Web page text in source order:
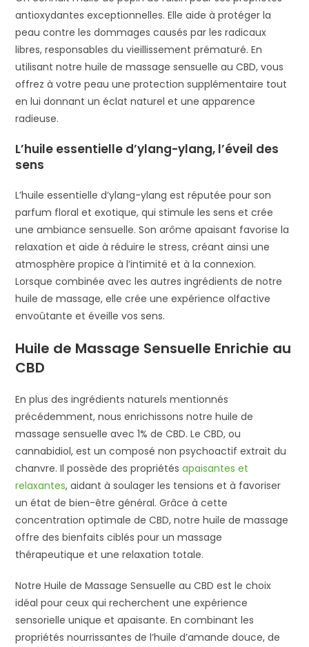
antioxydantes exceptionnelles. Elle aide à protéger la
peau contre les dommages causés par les radicaux
libres, responsables du vieillissement prématuré. En
utilisant notre huile de massage sensuelle au CBD, vous
offrez à votre peau une protection supplémentaire tout
en lui donnant un éclat naturel et une apparence
radieuse.
L’huile essentielle d’ylang-ylang, l’éveil des
sens
L’huile essentielle d’ylang-ylang est réputée pour son
parfum floral et exotique, qui stimule les sens et crée
une ambiance sensuelle. Son arôme apaisant favorise la
relaxation et aide à réduire le stress, créant ainsi une
atmosphère propice à l’intimité et à la connexion.
Lorsque combinée avec les autres ingrédients de notre
huile de massage, elle crée une expérience olfactive
envoûtante et éveille vos sens.
Huile de Massage Sensuelle Enrichie au
CBD
En plus des ingrédients naturels mentionnés
précédemment, nous enrichissons notre huile de
massage sensuelle avec 1% de CBD. Le CBD, ou
cannabidiol, est un composé non psychoactif extrait du
chanvre. Il possède des propriétésapaisantes et
relaxantes, aidant à soulager les tensions et à favoriser
un état de bien-être général. Grâce à cette
concentration optimale de CBD, notre huile de massage
offre des bienfaits ciblés pour un massage
thérapeutique et une relaxation totale.
Notre Huile de Massage Sensuelle au CBD est le choix
idéal pour ceux qui recherchent une expérience
sensorielle unique et apaisante. En combinant les
propriétés nourrissantes de l’huile d’amande douce, de